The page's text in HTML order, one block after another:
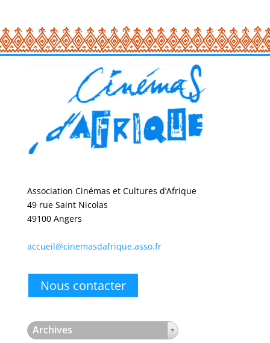
Association Cinémas et Cultures d’Afrique
49 rue Saint Nicolas
49100 Angers
accueil@cinemasdafrique.asso.fr
Nous contacter
Archives